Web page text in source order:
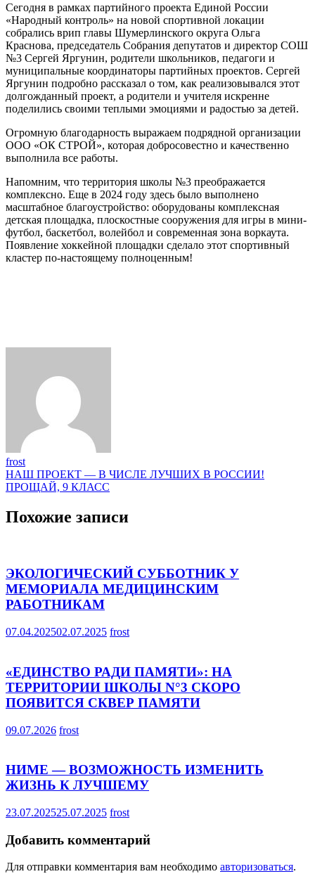
Сегодня в рамках партийного проекта Единой России
«Народный контроль» на новой спортивной локации
собрались врип главы Шумерлинского округа Ольга
Краснова, председатель Собрания депутатов и директор СОШ
№3 Сергей Яргунин, родители школьников, педагоги и
муниципальные координаторы партийных проектов. Сергей
Яргунин подробно рассказал о том, как реализовывался этот
долгожданный проект, а родители и учителя искренне
поделились своими теплыми эмоциями и радостью за детей.
Огромную благодарность выражаем подрядной организации
ООО «ОК СТРОЙ», которая добросовестно и качественно
выполнила все работы.
Напомним, что территория школы №3 преображается
комплексно. Еще в 2024 году здесь было выполнено
масштабное благоустройство: оборудованы комплексная
детская площадка, плоскостные сооружения для игры в мини-
футбол, баскетбол, волейбол и современная зона воркаута.
Появление хоккейной площадки сделало этот спортивный
кластер по-настоящему полноценным!
frost
Навигация
по
записям
НАШ ПРОЕКТ — В ЧИСЛЕ ЛУЧШИХ В РОССИИ!
ПРОЩАЙ, 9 КЛАСС
Похожие записи
ЭКОЛОГИЧЕСКИЙ СУББОТНИК У
МЕМОРИАЛА МЕДИЦИНСКИМ
РАБОТНИКАМ
07.04.202502.07.2025 frost
«ЕДИНСТВО РАДИ ПАМЯТИ»: НА
ТЕРРИТОРИИ ШКОЛЫ N°3 СКОРО
ПОЯВИТСЯ СКВЕР ПАМЯТИ
09.07.2026 frost
НИМЕ — ВОЗМОЖНОСТЬ ИЗМЕНИТЬ
ЖИЗНЬ К ЛУЧШЕМУ
23.07.202525.07.2025 frost
Добавить комментарий
Для отправки комментария вам необходимо авторизоваться.